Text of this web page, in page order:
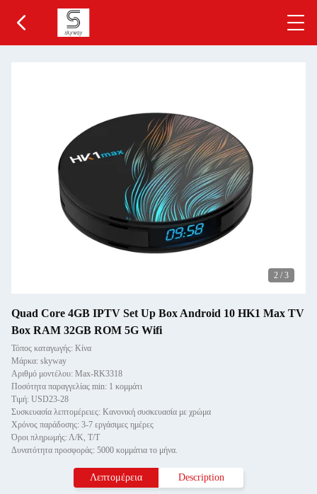
2 / 3
Quad Core 4GB IPTV Set Up Box Android 10 HK1 Max TV
Box RAM 32GB ROM 5G Wifi
Τόπος καταγωγής: Κίνα
Μάρκα: skyway
Αριθμό μοντέλου: Max-RK3318
Ποσότητα παραγγελίας min: 1 κομμάτι
Τιμή: USD23-28
Συσκευασία λεπτομέρειες: Κανονική συσκευασία με χρώμα
Χρόνος παράδοσης: 3-7 εργάσιμες ημέρες
Όροι πληρωμής: Λ/Κ, Τ/Τ
Δυνατότητα προσφοράς: 5000 κομμάτια το μήνα.
Λεπτομέρεια Description